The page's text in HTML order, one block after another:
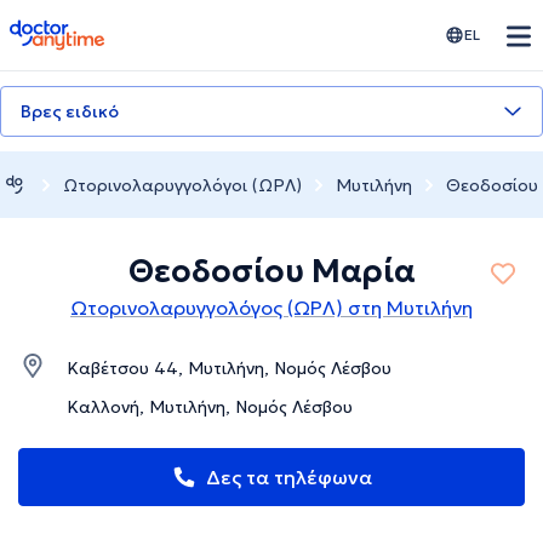
doctoranytime EL
Βρες ειδικό
Ωτορινολαρυγγολόγοι (ΩΡΛ) Μυτιλήνη
Θεοδοσίου Μαρία
Ωτορινολαρυγγολόγος (ΩΡΛ) στη Μυτιλήνη
Καβέτσου 44, Μυτιλήνη, Νομός Λέσβου
Καλλονή, Μυτιλήνη, Νομός Λέσβου
Δες τα τηλέφωνα